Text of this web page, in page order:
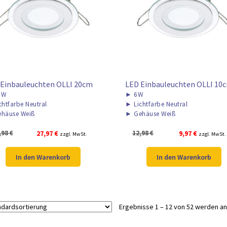
Einbauleuchten OLLI 20cm
Neutral
Weiß
€
Ursprünglicher
war:
36,98 €
27,97€Aktueller
ist:
27,97 €.
zzgl. MwSt.
In den Warenkorb
LED Einbauleuchten OLLI
► 6W
► Lichtfarbe Neutral
► Gehäuse Weiß
12,98€
Ursprünglicher
war:
12,98 €
9,97€Aktueller
ist:
9,97 €.
zzgl. MwSt.
In den Warenkorb
Ergebnisse 1 – 12 von 52 werden